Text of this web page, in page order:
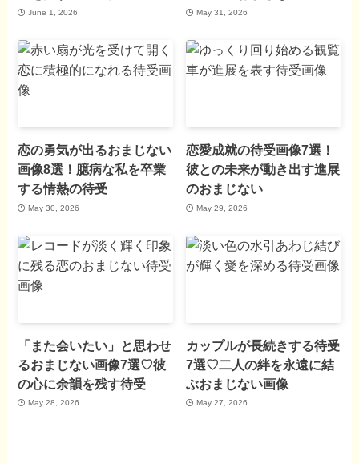
June 1, 2026 May 31, 2026
恋の勇気が出るおまじない
画像8選！臆病な私を卒業
する情熱の待受
May 30, 2026
恋愛成就の待受画像7選！
彼との未来が動き出す進展
のおまじない
May 29, 2026
「また会いたい」と思わせ
るおまじない画像7選♡彼
の心に余韻を残す待受
May 28, 2026
カップルが長続きする待受
7選♡二人の絆を永遠に結
ぶおまじない画像
May 27, 2026